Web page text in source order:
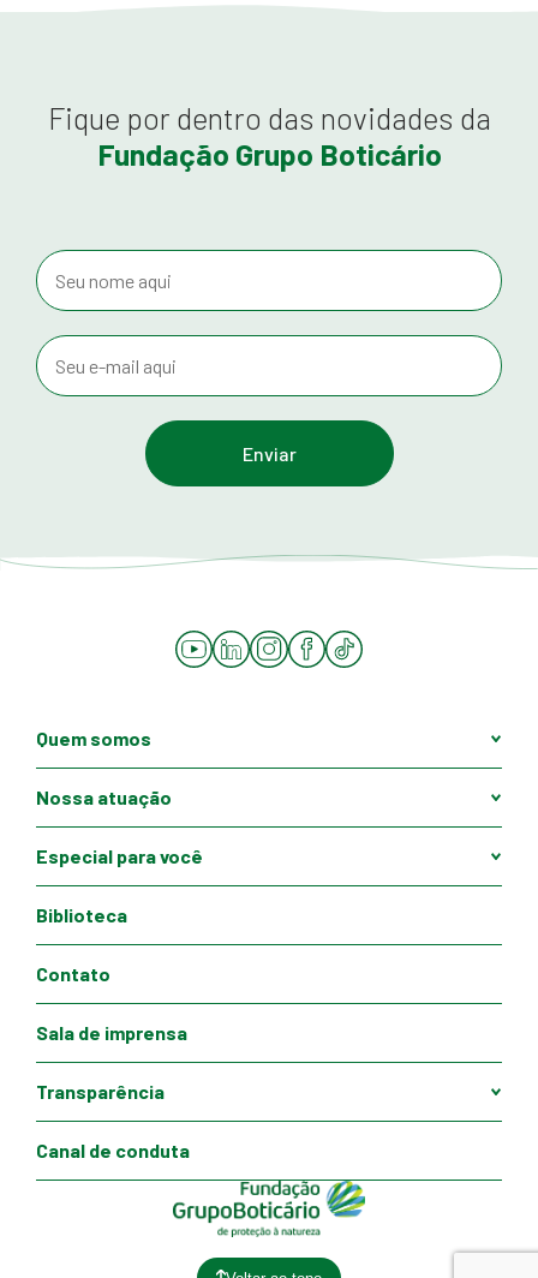
Fique por dentro das novidades da
Fundação Grupo Boticário
YouTube
LinkedInInstagramFacebook
Tiktok
Quem somos
Nossa atuação
Especial para você
Biblioteca
Contato
Sala de imprensa
Transparência
Canal de conduta